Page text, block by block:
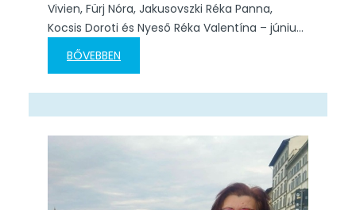
Vivien, Fürj Nóra, Jakusovszki Réka Panna,
Kocsis Doroti és Nyeső Réka Valentína – június
30-án nagy kalandba vágott: útnak indultak
Ciprusra Dr. Zámboriné Liker Zita oktatónkkal! A
Ez az időszak nemcsak szakmai fejlődést,…
BŐVEBBEN